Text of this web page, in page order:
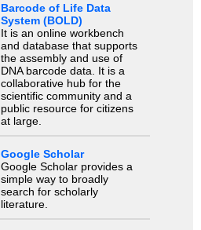
Barcode of Life Data
System (BOLD)
It is an online workbench
and database that supports
the assembly and use of
DNA barcode data. It is a
collaborative hub for the
scientific community and a
public resource for citizens
at large.
Google Scholar
Google Scholar provides a
simple way to broadly
search for scholarly
literature.